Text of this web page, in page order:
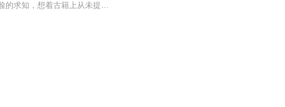
小兰花托着腮：“你说，当初始祖盐女和重华，到底为什么决裂啊？”东方青苍垂眼看她一脸的求知，想着古籍上从未提及事情的始末，记载月族在这片海上繁衍生息的册子偶有提及，也多有避讳，就好像……典籍作者不是被下了什么封口的咒术，就是一旦触及此事，...